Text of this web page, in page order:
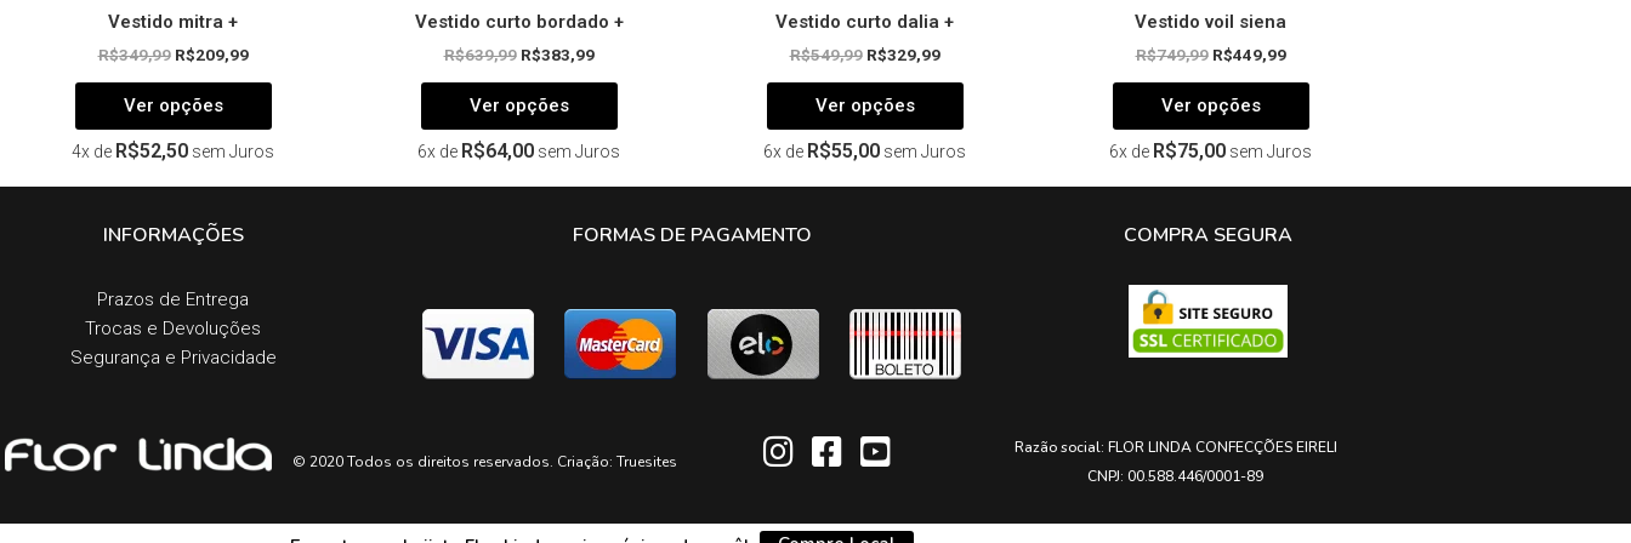
Vestido mitra +
R$349,99 R$209,99
Ver opções
4x de R$52,50 sem Juros
Vestido curto bordado +
R$639,99 R$383,99
Ver opções
6x de R$64,00 sem Juros
Vestido curto dalia +
R$549,99 R$329,99
Ver opções
6x de R$55,00 sem Juros
Vestido voil siena
R$749,99 R$449,99
Ver opções
6x de R$75,00 sem Juros
INFORMAÇÕES
Prazos de Entrega​
Trocas e Devoluções​
Segurança e Privacidade
FORMAS DE PAGAMENTO COMPRA SEGURA
© 2020 Todos os direitos reservados. Criação: Truesites
Razão social: FLOR LINDA CONFECÇÕES EIRELI
CNPJ: 00.588.446/0001-89